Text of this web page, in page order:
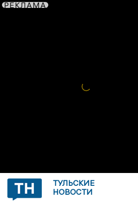
РЕКЛАМА
ТУЛЬСКИЕ
НОВОСТИ